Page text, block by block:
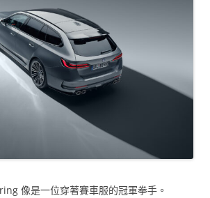
像是一位穿著賽車服的冠軍拳手。